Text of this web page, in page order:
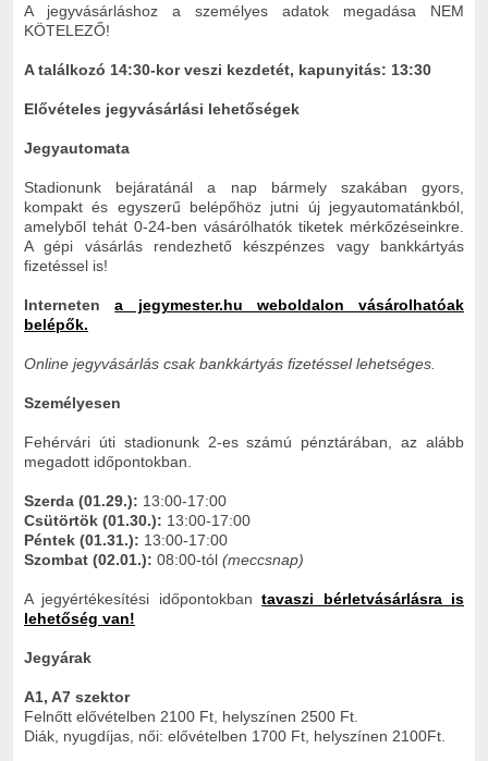
A jegyvásárláshoz a személyes adatok megadása NEM
KÖTELEZŐ!
A találkozó 14:30-kor veszi kezdetét, kapunyitás: 13:30
Elővételes jegyvásárlási lehetőségek
Jegyautomata
Stadionunk bejáratánál a nap bármely szakában gyors,
kompakt és egyszerű belépőhöz jutni új jegyautomatánkból,
amelyből tehát 0-24-ben vásárólhatók tiketek mérkőzéseinkre.
A gépi vásárlás rendezhető készpénzes vagy bankkártyás
fizetéssel is!
Interneten
a jegymester.hu weboldalon vásárolhatóak
belépők.
Online jegyvásárlás csak bankkártyás fizetéssel lehetséges.
Személyesen
Fehérvári úti stadionunk 2-es számú pénztárában, az alább
megadott időpontokban.
Szerda (01.29.): 13:00-17:00
Csütörtök (01.30.): 13:00-17:00
Péntek (01.31.): 13:00-17:00
Szombat (02.01.): 08:00-tól (meccsnap)
A jegyértékesítési időpontokban tavaszi bérletvásárlásra is
lehetőség van!
Jegyárak
A1, A7 szektor
Felnőtt elővételben 2100 Ft, helyszínen 2500 Ft.
Diák, nyugdíjas, női: elővételben 1700 Ft, helyszínen 2100Ft.